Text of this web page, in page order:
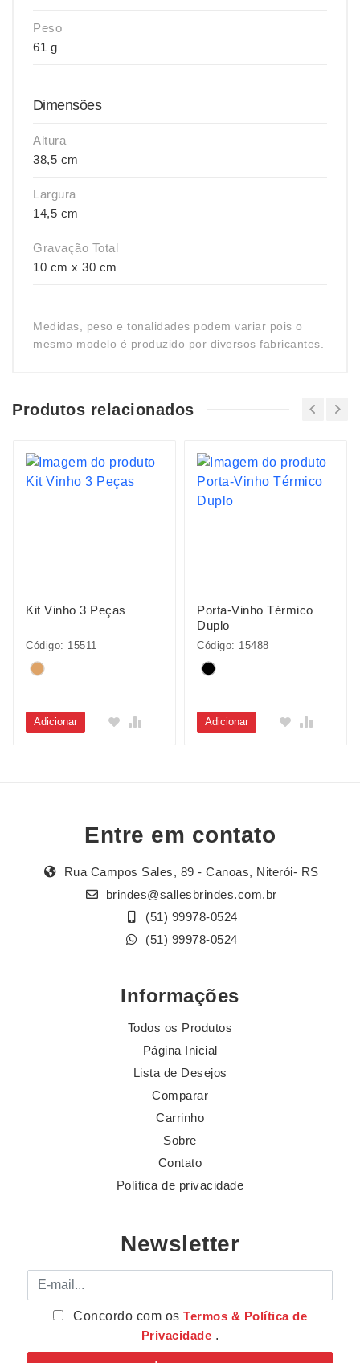
Peso
61 g
Dimensões
Altura
38,5 cm
Largura
14,5 cm
Gravação Total
10 cm x 30 cm
Medidas, peso e tonalidades podem variar pois o
mesmo modelo é produzido por diversos fabricantes.
Produtos relacionados
Kit Vinho 3 Peças
Código: 15511
Adicionar
Porta-Vinho Térmico
Duplo
Código: 15488
Adicionar
Entre em contato
Rua Campos Sales, 89 - Canoas, Niterói- RS
brindes@sallesbrindes.com.br
(51) 99978-0524
(51) 99978-0524
Informações
Todos os Produtos
Página Inicial
Lista de Desejos
Comparar
Carrinho
Sobre
Contato
Política de privacidade
Newsletter
E-mail
Concordo com osTermos & Política de
Privacidade .